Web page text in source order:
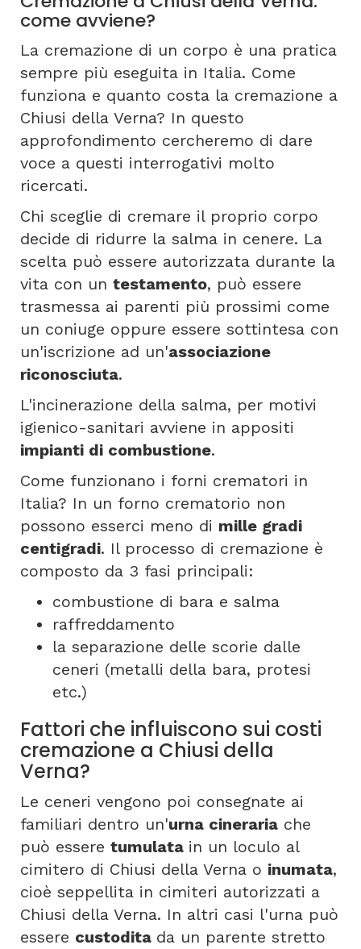
come avviene?
La cremazione di un corpo è una pratica
sempre più eseguita in Italia. Come
funziona e quanto costa la cremazione a
Chiusi della Verna? In questo
approfondimento cercheremo di dare
voce a questi interrogativi molto
ricercati.
Chi sceglie di cremare il proprio corpo
decide di ridurre la salma in cenere. La
scelta può essere autorizzata durante la
vita con un testamento, può essere
trasmessa ai parenti più prossimi come
un coniuge oppure essere sottintesa con
un'iscrizione ad un'associazione
riconosciuta.
L'incinerazione della salma, per motivi
igienico-sanitari avviene in appositi
impianti di combustione.
Come funzionano i forni crematori in
Italia? In un forno crematorio non
possono esserci meno di mille gradi
centigradi. Il processo di cremazione è
composto da 3 fasi principali:
combustione di bara e salma
raffreddamento
la separazione delle scorie dalle
ceneri (metalli della bara, protesi
etc.)
Fattori che influiscono sui costi
cremazione a Chiusi della
Verna?
Le ceneri vengono poi consegnate ai
familiari dentro un'urna cineraria che
può essere tumulata in un loculo al
cimitero di Chiusi della Verna o inumata,
cioè seppellita in cimiteri autorizzati a
Chiusi della Verna. In altri casi l'urna può
essere custodita da un parente stretto